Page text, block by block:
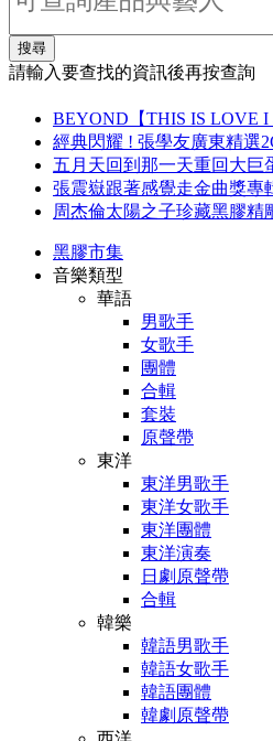
搜尋
請輸入要查找的資訊後再按查詢
BEYOND【THIS IS LOVE I
經典閃耀 ! 張學友廣東精選
五月天回到那一天重回大巨
張震嶽跟著感覺走金曲獎專
周杰倫太陽之子珍藏黑膠精
黑膠市集
音樂類型
華語
男歌手
女歌手
團體
合輯
套裝
原聲帶
東洋
東洋男歌手
東洋女歌手
東洋團體
東洋演奏
日劇原聲帶
合輯
韓樂
韓語男歌手
韓語女歌手
韓語團體
韓劇原聲帶